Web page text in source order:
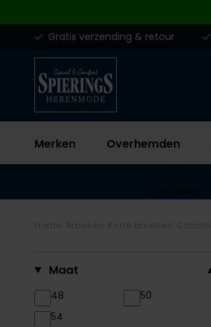
Gratis verzending & retour
Merken Overhemden
Maat
48
50
54